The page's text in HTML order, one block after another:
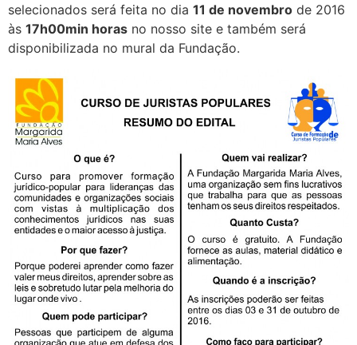
selecionados será feita no dia 11 de novembro de 2016
às 17h00min horas no nosso site e também será
disponibilizada no mural da Fundação.